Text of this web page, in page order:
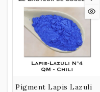
Pigment Lapis Lazuli